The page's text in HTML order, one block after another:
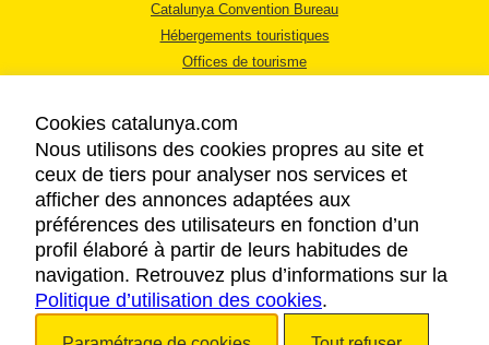
Catalunya Convention Bureau
Hébergements touristiques
Offices de tourisme
MENTIONS LÉGALES
RÈGLES DE CONFIDENTIALITÉ
COOKIES
ACCESSIBILITÉ
Cookies catalunya.com
Nous utilisons des cookies propres au site et
ceux de tiers pour analyser nos services et
afficher des annonces adaptées aux
préférences des utilisateurs en fonction d’un
profil élaboré à partir de leurs habitudes de
navigation. Retrouvez plus d’informations sur la
Politique d’utilisation des cookies.